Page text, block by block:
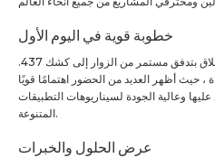
خطوبة قوية في اليوم الأول
في يوم الافتتاح ، رحب السياج العملاق بتدفق مستمر من الزوار إلى كشك 437.
، حيث أظهر العديد من الحضور اهتمامًا قويًا
وعالية الجودة لسيناريوهات التطبيقات
المتنوعة.
عرض الحلول والخبرات